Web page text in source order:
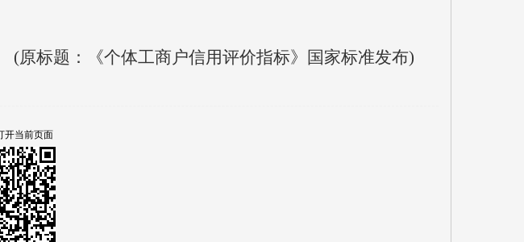
(原标题：《个体工商户信用评价指标》国家标准发布)
开当前页面